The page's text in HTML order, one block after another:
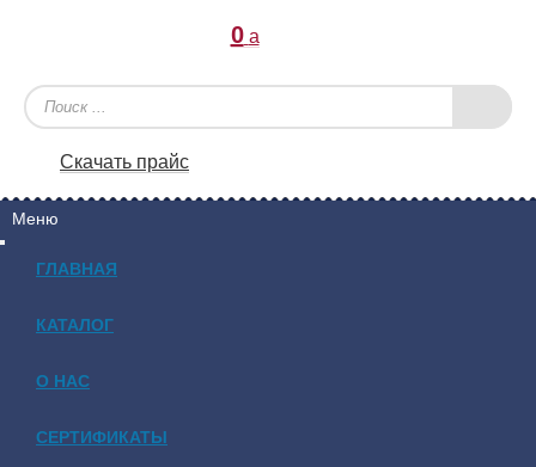
0 a
Скачать прайс
Меню
ГЛАВНАЯ
КАТАЛОГ
О НАС
СЕРТИФИКАТЫ